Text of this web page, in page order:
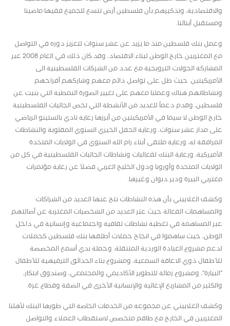
والاقتصادية، وتذكيرهم بأن فلسطين أرض تتسع للجميع ففيها ماضينا
ومستقبل أبنائنا.
وعمل بنك فلسطين منذ ما يزيد عن عشر سنوات لتعزيز دوره في التواصل
مع المغتربين خارج الوطن لبناء الاقتصاد، وقد كان ذلك في العام 2008 عبر
المشاركة الجولات الترويجية مع عدد من الشركات الفلسطينية الى
الأمريكيتين. حيث ظل على تواصل دائم معهم وشاركهم أفراحهم
ونشاطاتهم هناك وعملنا معهم على تغيير الصورة النمطية التي بنيت عن
فلسطين، وقدم دعماً للعديد من الأنشطة التي تخص الجاليات الفلسطينية
خارج الوطن لا سيما في الأمريكيتين من أبرزها رعاية نادي بالستينو الرياضي
على مدار عشر سنوات، ورعاية الحفل الخيري السنوي المقلوبة والنشاطات
المرافقة له، ورعاية ملتقى أبناء رام الله السنوي في الولايات المتحدة
الأميركية، ورعاية البنك لفعاليات ونشاطات الجاليات الفلسطينية في كل من
الولايات المتحدة وأوروبا ودول الخليج العربي فضلاً عن رعاية مؤتمرات
مغتربي البيرة ودير دبوان وغيرها.
وكشف الغلاييني بأن هذه النشاطات نتج عنها العديد من الشراكات
والمساهمات الفعالة حيث عبَر العديد من الشخصيات المغتربة عن أصالتهم
عبر المساهمة في تغطية نشاطات ثقافية واجتماعية وإنسانية في داخل
الوطن، حيث ساهموا في انجاح حملات أطلقها بنك فلسطين كحملات
لدعم مشروع العيادة الوردية المتنقلة، وحملة بدي أسمع المخصصة
للأطفال ذوي الاعاقة السمعية، ومشروع بناء الحدائق الترفيهية للأطفال
"البيارة"، ومشروع زمالة للتطوير الأكاديمي والمجتمعي، وصندوق ابتكار،
والكثير من المشاريع الإغاثية والإنسانية الأخرى في الضفة وقطاع غزة.
وكشف الغلاييني عن مجموعة من الخدمات الخاصة التي طورها البنك لأهلنا
المغتربين في الخارج مع طاقم متخصص لاستقطاب العملاء والتواصل